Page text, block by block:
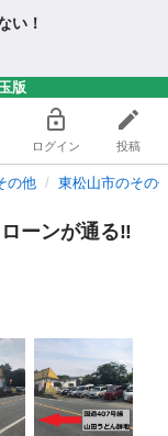
い！
版
ログイン 投稿
の他 東松山市のその
ーンが通る‼️